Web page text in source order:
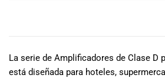
La serie de Amplificadores de Clase D
está diseñada para hoteles,